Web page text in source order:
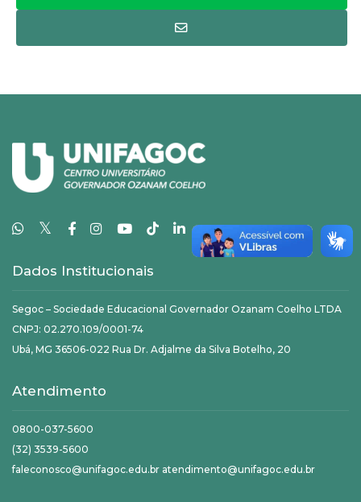
𝕏
Dados Institucionais
Segoc – Sociedade Educacional Governador Ozanam Coelho LTDA
CNPJ: 02.270.109/0001-74
Ubá, MG 36506-022 Rua Dr. Adjalme da Silva Botelho, 20
Atendimento
0800-037-5600
(32) 3539-5600
faleconosco@unifagoc.edu.br atendimento@unifagoc.edu.br